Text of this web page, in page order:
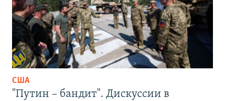
США
"Путин – бандит". Дискуссии в